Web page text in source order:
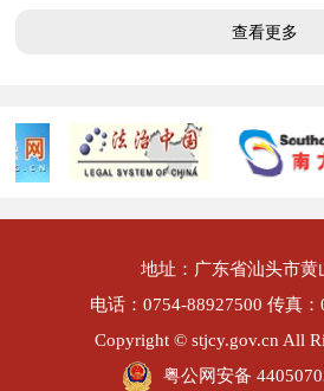
查看更多
地址：广东省汕头市黄
电话：0754-88927500 传真：
Copyright © stjcy.gov.cn All
粤公网安备